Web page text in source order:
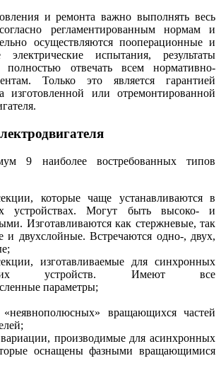
и ремонта важно выполнять весь
регламентированным нормам и
осуществляются пооперационные и
электрические испытания, результаты
отвечать всем нормативно-
Только это является гарантией
изготовленной или отремонтированной
9 наиболее востребованных типов
которые чаще устанавливаются в
устройствах. Могут быть высоко- и
Изготавливаются как стержневые, так
и двухслойные. Встречаются одно-, двух,
изготавливаемые для синхронных
устройств. Имеют все
параметры;
вращающихся частей
производимые для асинхронных
оснащены фазными вращающимися